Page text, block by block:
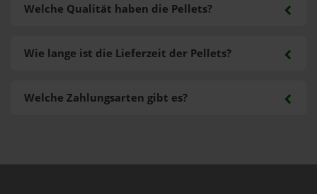
Welche Zahlungsarten gibt es?
Welche Qualität haben die Pellets?
Wie lange ist die Lieferzeit der Pellets?